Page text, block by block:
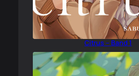
Citrus – Band 1